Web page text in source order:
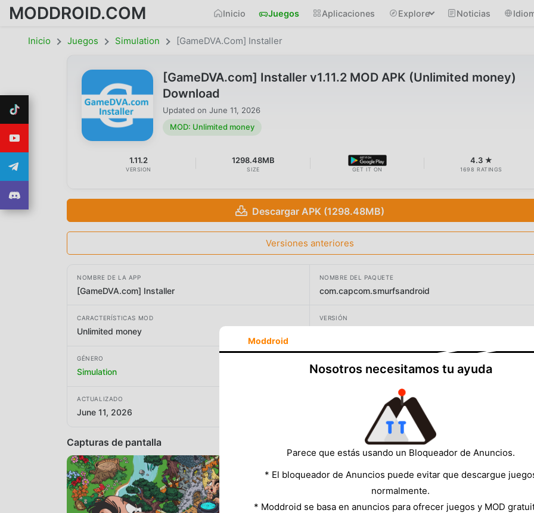
MODDROID.COM Inicio Juegos Aplicaciones Explore Noticias
Inicio Juegos Simulation [GameDVA.com] Installer
[GameDVA.com] Installer v1.11.2 MOD APK (Unlimited money)
Download
Updated on June 11, 2026
MOD: Unlimited money
1.11.2
VERSION
1298.48MB
SIZE GET IT ON
4.3 ★
1698 RATINGS
Descargar APK (1298.48MB)
Versiones anteriores
NOMBRE DE LA APP
[GameDVA.com] Installer
NOMBRE DEL PAQUETE
com.capcom.smurfsandroid
CARACTERÍSTICAS MOD
Unlimited money
VERSIÓN
GÉNERO
Simulation Garden City Games
ACTUALIZADO
June 11, 2026
Capturas de pantalla
Moddroid
Nosotros necesitamos tu ayuda
Parece que estás usando un Bloqueador de Anuncios.
* El bloqueador de Anuncios puede evitar que descargue
normalmente.
* Moddroid se basa en anuncios para ofrecer juegos y MOD